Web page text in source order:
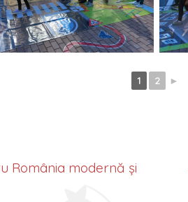
1 2 ►
România modernă și